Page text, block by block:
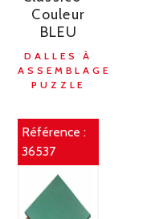
Couleur
BLEU
DALLES À
ASSEMBLAGE
PUZZLE
Référence :
36537